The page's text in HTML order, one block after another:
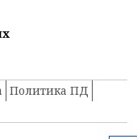
Политика ПД